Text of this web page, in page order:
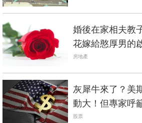
婚後在家相夫教
花嫁給憨厚男的
子」成為離婚阻礙
房地產
灰犀牛來了？美
動大！但專家呼
股票